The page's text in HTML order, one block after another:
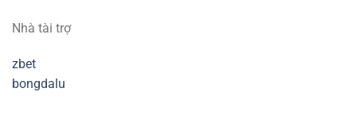
Nhà tài trợ
zbet
bongdalu